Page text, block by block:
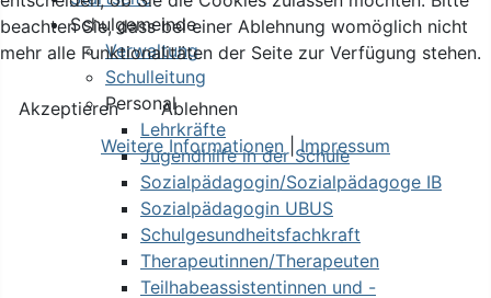
Schulgemeinde
Verwaltung
Schulleitung
Personal
Lehrkräfte
Jugendhilfe in der Schule
Sozialpädagogin/Sozialpädagoge IB
Sozialpädagogin UBUS
Schulgesundheitsfachkraft
Therapeutinnen/Therapeuten
Teilhabeassistentinnen und -
beachten Sie, dass bei einer Ablehnung womöglich nicht
mehr alle Funktionalitäten der Seite zur Verfügung stehen.
Akzeptieren
Ablehnen
Weitere Informationen |Impressum